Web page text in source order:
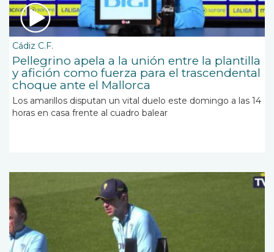
Cádiz C.F.
Pellegrino apela a la unión entre la plantilla
y afición como fuerza para el trascendental
choque ante el Mallorca
Los amarillos disputan un vital duelo este domingo a las 14
horas en casa frente al cuadro balear